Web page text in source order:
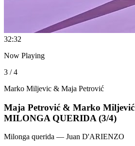
32:32
Now Playing
3 / 4
Marko Miljevic & Maja Petrović
Maja Petrović & Marko
MILONGA QUERIDA (3/4)
Milonga querida — Juan D'ARIENZO